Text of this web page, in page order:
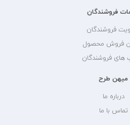
فروشندگان
فروشندگان
فروش محصول
های فروشندگان
میهن طرح
درباره ما
تماس با ما